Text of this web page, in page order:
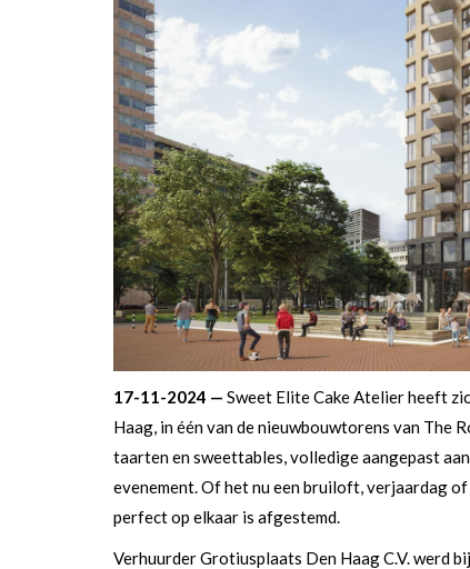
17-11-2024 — Sweet Elite Cake Atelier heeft
Haag, in één van de nieuwbouwtorens van The
taarten en sweettables, volledige aangepast
evenement. Of het nu een bruiloft, verjaardag
perfect op elkaar is afgestemd.
Verhuurder Grotiusplaats Den Haag C.V. werd